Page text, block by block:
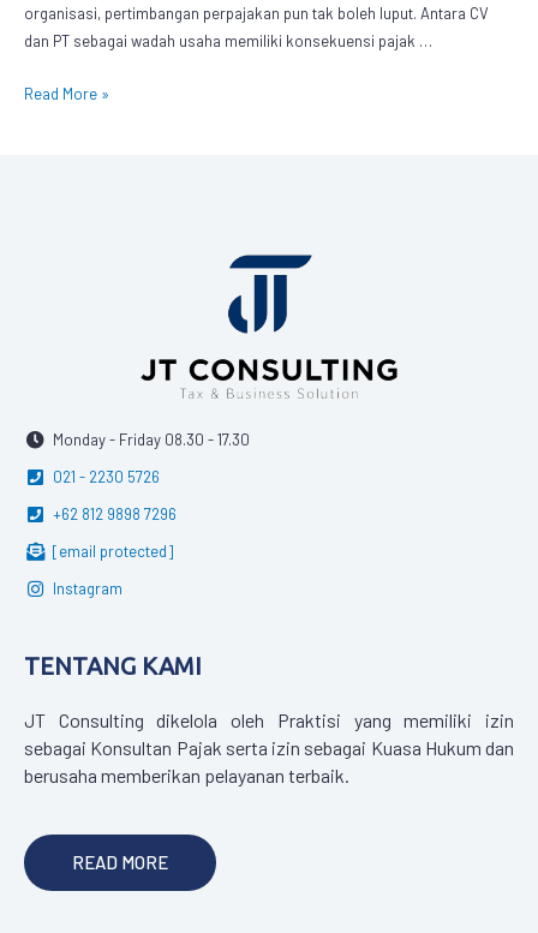
organisasi, pertimbangan perpajakan pun tak boleh luput. Antara CV
dan PT sebagai wadah usaha memiliki konsekuensi pajak …
Read More »
Monday - Friday 08.30 - 17.30
021 - 2230 5726
+62 812 9898 7296
[email protected]
Instagram
TENTANG KAMI
JT Consulting dikelola oleh Praktisi yang memiliki izin
sebagai Konsultan Pajak serta izin sebagai Kuasa Hukum dan
berusaha memberikan pelayanan terbaik.
READ MORE